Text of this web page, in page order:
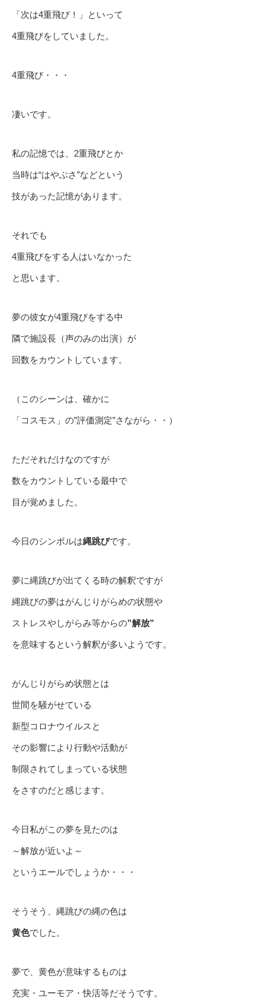
「次は4重飛び！」といって
4重飛びをしていました。
4重飛び・・・
凄いです。
私の記憶では、2重飛びとか
当時は“はやぶさ”などという
技があった記憶があります。
それでも
4重飛びをする人はいなかった
と思います。
夢の彼女が4重飛びをする中
隣で施設長（声のみの出演）が
回数をカウントしています。
（このシーンは、確かに
「コスモス」の”評価測定”さながら・・）
ただそれだけなのですが
数をカウントしている最中で
目が覚めました。
今日のシンボルは縄跳びです。
夢に縄跳びが出てくる時の解釈ですが
縄跳びの夢はがんじりがらめの状態や
ストレスやしがらみ等からの”解放”
を意味するという解釈が多いようです。
がんじりがらめ状態とは
世間を騒がせている
新型コロナウイルスと
その影響により行動や活動が
制限されてしまっている状態
をさすのだと感じます。
今日私がこの夢を見たのは
～解放が近いよ～
というエールでしょうか・・・
そうそう、縄跳びの縄の色は
黄色でした。
夢で、黄色が意味するものは
充実・ユーモア・快活等だそうです。